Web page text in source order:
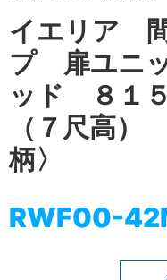
イエリア
プ 扉ユニ
ッド ８１
（７尺高
柄〉
RWF00-